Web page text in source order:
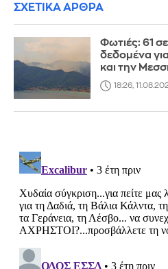
ΣΧΕΤΙΚΑ ΑΡΘΡΑ
Φωτιές: 61
δεδομένα
και την
18:26,